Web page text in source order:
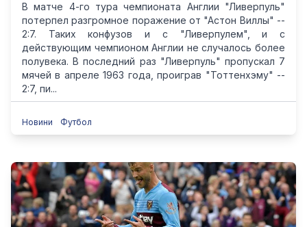
В матче 4-го тура чемпионата Англии "Ливерпуль"
потерпел разгромное поражение от "Астон Виллы" --
2:7. Таких конфузов и с "Ливерпулем", и с
действующим чемпионом Англии не случалось более
полувека. В последний раз "Ливерпуль" пропускал 7
мячей в апреле 1963 года, проиграв "Тоттенхэму" --
2:7, пи...
Новини Футбол